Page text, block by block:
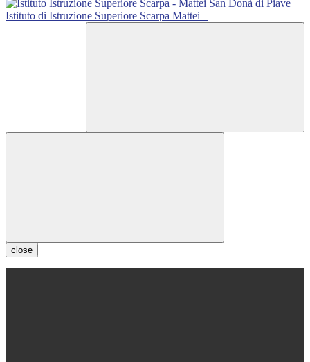
Istituto di Istruzione Superiore Scarpa Mattei
close